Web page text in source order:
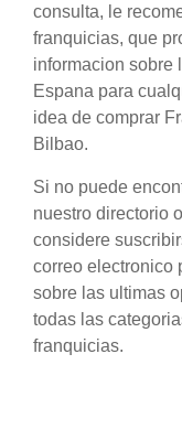
consulta, le
franquicias, que
informacion sobre
Espana para
idea de comprar
Bilbao.
Si no puede
nuestro directorio
considere
correo electronico
sobre las ultimas
todas las
franquicias.